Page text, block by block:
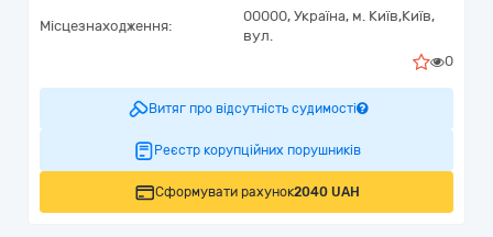
Місцезнаходження:
00000, Україна, м. Київ,Київ,
вул.
0
Витяг про відсутність судимості
Реєстр корупційних порушників
Сформувати рахунок2040 UAH